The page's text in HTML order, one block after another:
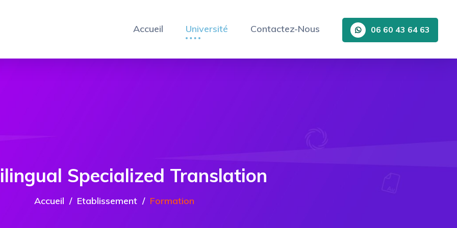
Accueil Université Contactez-Nous 06 60 43 64 63
Specialized Translation
Accueil Etablissement Formation